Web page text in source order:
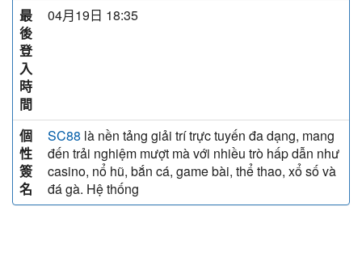
最
後
登
入
時
間
04月19日 18:35
個
性
簽
名
SC88 là nền tảng giải trí trực tuyến đa dạng, mang
đến trải nghiệm mượt mà với nhiều trò hấp dẫn như
casino, nổ hũ, bắn cá, game bài, thể thao, xổ số và
đá gà. Hệ thống